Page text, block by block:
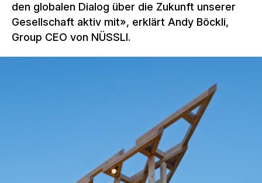
den globalen Dialog über die Zukunft unserer
Gesellschaft aktiv mit», erklärt Andy Böckli,
Group CEO von NÜSSLI.